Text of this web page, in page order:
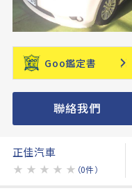
Goo鑑定書
聯絡我們
正佳汽車
★ ★ ★ ★ ★ （0件）